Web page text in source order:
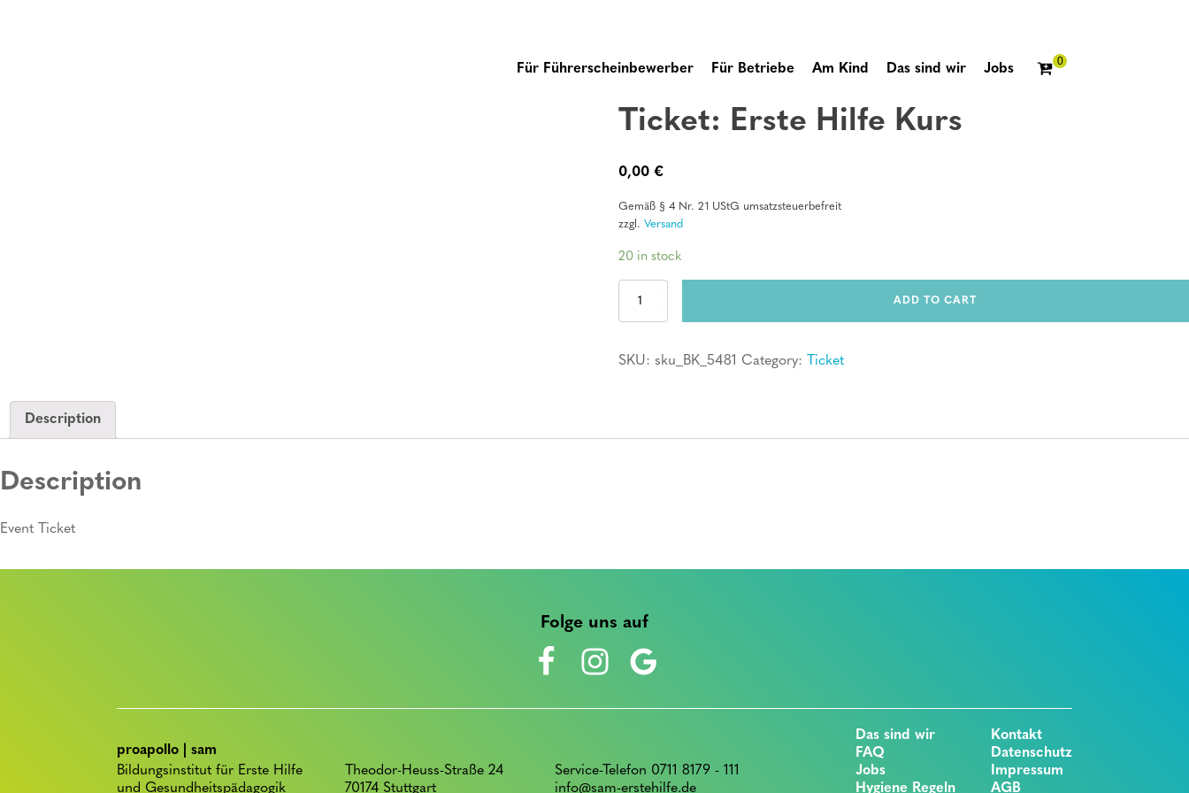
Für Führerscheinbewerber Für Betriebe Am Kind Das sind wir Jobs
Ticket: Erste Hilfe Kurs
0,00 €
Gemäß § 4 Nr. 21 UStG umsatzsteuerbefreit
zzgl. Versand
20 in stock
Ticket:
quantity
ADD TO CART
SKU: sku_BK_5481 Category: Ticket
Description
Description
Event Ticket
Folge uns auf
proapollo | sam
Bildungsinstitut für Erste Hilfe
und Gesundheitspädagogik
Theodor-Heuss-Straße 24
70174 Stuttgart
Service-Telefon 0711 8179 - 111
info@sam-erstehilfe.de
Das sind wir
FAQ
Jobs
Hygiene Regeln
Kontakt
Datenschutz
Impressum
AGB